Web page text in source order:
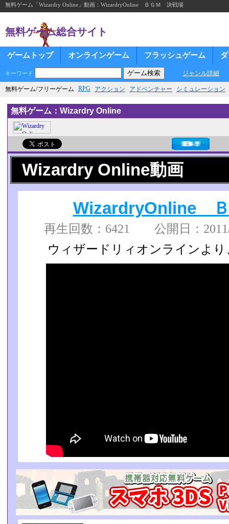
無料ゲーム「Wizardry Online」動画：WizardryOnline ＢＧＭ 決戦場
無料ゲーム総合サイト
ゲームトップ オンラインゲーム フラッシュゲーム
キーワード ジャンル詳細
無料ゲーム/フリーゲーム RPG アクション アドベンチャー シミュレーション
無料ゲーム：Wizardry Online
Wizardry Online動画
WizardryOnline
再生回数：6421 公開日：
ウィザードリィオンラインより